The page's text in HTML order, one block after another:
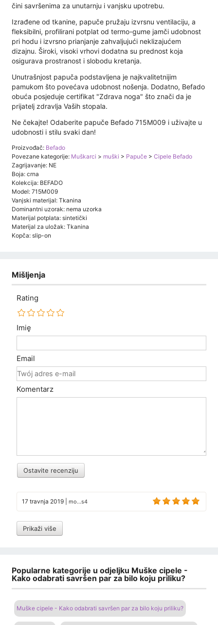
čini savršenima za unutarnju i vanjsku upotrebu.
Izrađene od tkanine, papuče pružaju izvrsnu ventilaciju, a
fleksibilni, profilirani potplat od termo-gume jamči udobnost
pri hodu i izvrsno prianjanje zahvaljujući neklizajućem
dizajnu. Široki, visoki vrhovi dodatna su prednost koja
osigurava prostranost i slobodu kretanja.
Unutrašnjost papuča podstavljena je najkvalitetnijim
pamukom što povećava udobnost nošenja. Dodatno, Befado
obuća posjeduje certifikat "Zdrava noga" što znači da je
prijatelj zdravlja Vaših stopala.
Ne čekajte! Odaberite papuče Befado 715M009 i uživajte u
udobnosti i stilu svaki dan!
Proizvođač: Befado
Povezane kategorije: Muškarci > muški > Papuče > Cipele Befado
Zagrijavanje: NE
Boja: crna
Kolekcija: BEFADO
Model: 715M009
Vanjski materijal: Tkanina
Dominantni uzorak: nema uzorka
Materijal potplata: sintetički
Materijal za uložak: Tkanina
Kopča: slip-on
Mišljenja
Rating
Imię
Email
Komentarz
Ostavite recenziju
17 travnja 2019 mo...s4
Prikaži više
Popularne kategorije u odjeljku Muške cipele -
Kako odabrati savršen par za bilo koju priliku?
Muške cipele - Kako odabrati savršen par za bilo koju priliku?